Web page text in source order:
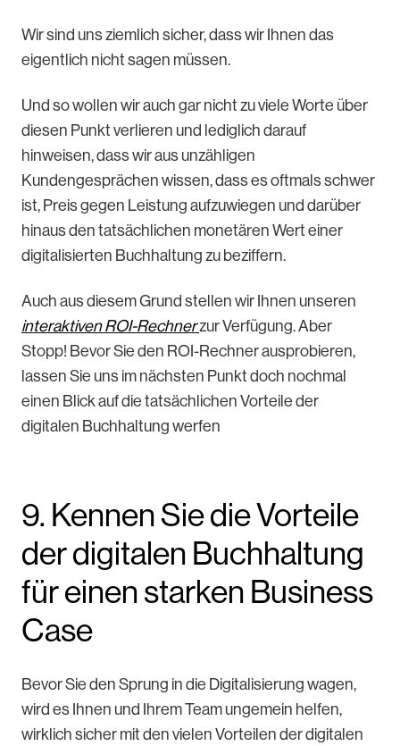
Wir sind uns ziemlich sicher, dass wir Ihnen das
eigentlich nicht sagen müssen.
Und so wollen wir auch gar nicht zu viele Worte über
diesen Punkt verlieren und lediglich darauf
hinweisen, dass wir aus unzähligen
Kundengesprächen wissen, dass es oftmals schwer
ist, Preis gegen Leistung aufzuwiegen und darüber
hinaus den tatsächlichen monetären Wert einer
digitalisierten Buchhaltung zu beziffern.
Auch aus diesem Grund stellen wir Ihnen unseren
interaktiven ROI-Rechnerzur Verfügung. Aber
Stopp! Bevor Sie den ROI-Rechner ausprobieren,
lassen Sie uns im nächsten Punkt doch nochmal
einen Blick auf die tatsächlichen Vorteile der
digitalen Buchhaltung werfen
9. Kennen Sie die Vorteile
der digitalen Buchhaltung
für einen starken Business
Case
Bevor Sie den Sprung in die Digitalisierung wagen,
wird es Ihnen und Ihrem Team ungemein helfen,
wirklich sicher mit den vielen Vorteilen der digitalen